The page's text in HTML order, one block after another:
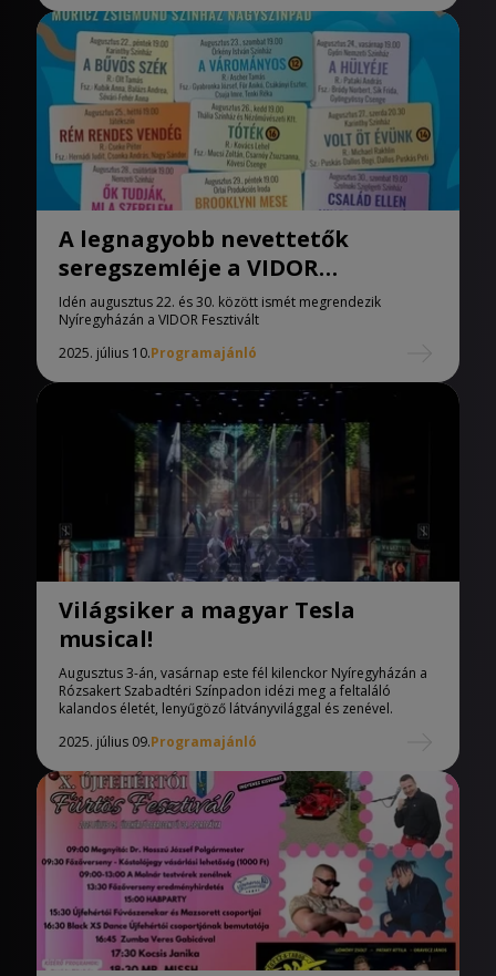
A legnagyobb nevettetők
seregszemléje a VIDOR
Fesztiválon
Idén augusztus 22. és 30. között ismét megrendezik
Nyíregyházán a VIDOR Fesztivált
2025. július 10.Programajánló
Világsiker a magyar Tesla
musical!
Augusztus 3-án, vasárnap este fél kilenckor Nyíregyházán a
Rózsakert Szabadtéri Színpadon idézi meg a feltaláló
kalandos életét, lenyűgöző látványvilággal és zenével.
2025. július 09.Programajánló